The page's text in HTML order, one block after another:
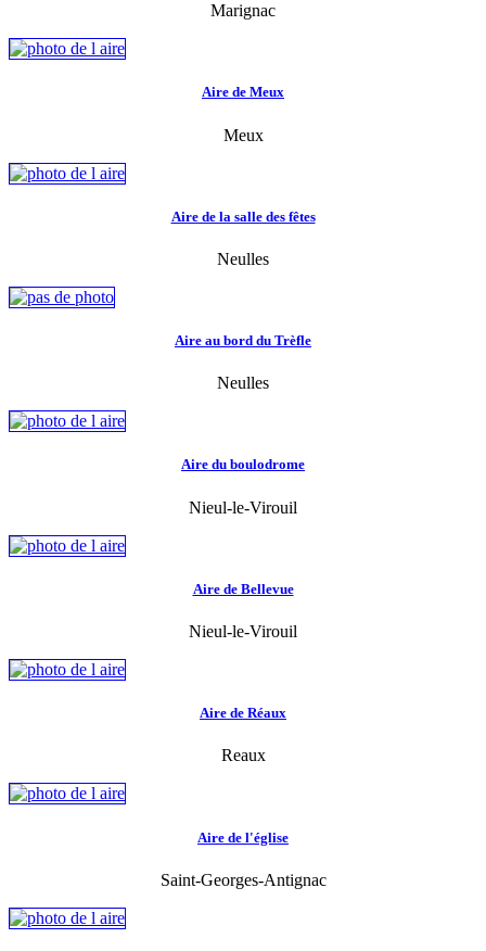
Marignac
Aire de Meux
Meux
Aire de la salle des fêtes
Neulles
Aire au bord du Trèfle
Neulles
Aire du boulodrome
Nieul-le-Virouil
Aire de Bellevue
Nieul-le-Virouil
Aire de Réaux
Reaux
Aire de l'église
Saint-Georges-Antignac